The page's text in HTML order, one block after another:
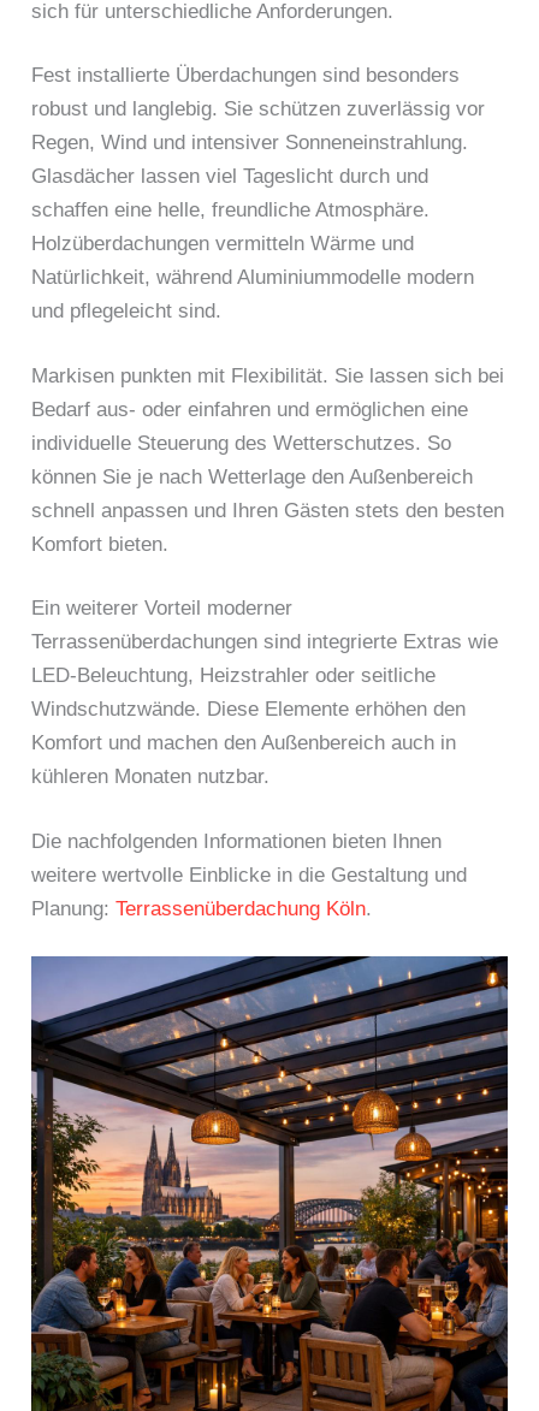
sich für unterschiedliche Anforderungen.
Fest installierte Überdachungen sind besonders
robust und langlebig. Sie schützen zuverlässig vor
Regen, Wind und intensiver Sonneneinstrahlung.
Glasdächer lassen viel Tageslicht durch und
schaffen eine helle, freundliche Atmosphäre.
Holzüberdachungen vermitteln Wärme und
Natürlichkeit, während Aluminiummodelle modern
und pflegeleicht sind.
Markisen punkten mit Flexibilität. Sie lassen sich bei
Bedarf aus- oder einfahren und ermöglichen eine
individuelle Steuerung des Wetterschutzes. So
können Sie je nach Wetterlage den Außenbereich
schnell anpassen und Ihren Gästen stets den besten
Komfort bieten.
Ein weiterer Vorteil moderner
Terrassenüberdachungen sind integrierte Extras wie
LED-Beleuchtung, Heizstrahler oder seitliche
Windschutzwände. Diese Elemente erhöhen den
Komfort und machen den Außenbereich auch in
kühleren Monaten nutzbar.
Die nachfolgenden Informationen bieten Ihnen
weitere wertvolle Einblicke in die Gestaltung und
Planung:Terrassenüberdachung Köln.